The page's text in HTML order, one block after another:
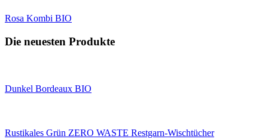
Rosa Kombi BIO
Die neuesten Produkte
Dunkel Bordeaux BIO
Rustikales Grün ZERO WASTE Restgarn-Wischtücher